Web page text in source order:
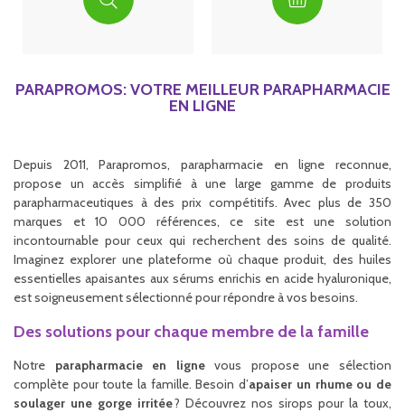
PARAPROMOS: VOTRE MEILLEUR PARAPHARMACIE
EN LIGNE
Depuis 2011, Parapromos, parapharmacie en ligne reconnue,
propose un accès simplifié à une large gamme de produits
parapharmaceutiques à des prix compétitifs. Avec plus de 350
marques et 10 000 références, ce site est une solution
incontournable pour ceux qui recherchent des soins de qualité.
Imaginez explorer une plateforme où chaque produit, des huiles
essentielles apaisantes aux sérums enrichis en acide hyaluronique,
est soigneusement sélectionné pour répondre à vos besoins.
Des solutions pour chaque membre de la famille
Notre parapharmacie en lignevous propose une sélection
complète pour toute la famille. Besoin d’apaiser un rhume ou de
soulager une gorge irritée? Découvrez nos sirops pour la toux,